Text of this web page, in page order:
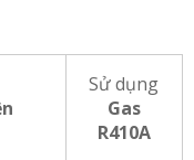
Sử dụng
Gas
R410A